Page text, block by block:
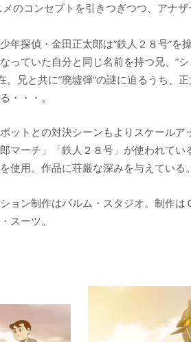
コンセプトを引きつぎつつ、アナザ
探偵・金田正太郎は”鉄人２８号”を
っていた自分と同じ名前を持つ兄、”
兄と共に”廃墟弾”の謎に迫るうち、
・・・。
ットとの対決シーンもよりスケールア
マーチ」「鉄人２８号」が使われてい
使用。作品に荘厳な深みを与えている。
ョン制作はパルム・スタジオ。制作は
スーツ。